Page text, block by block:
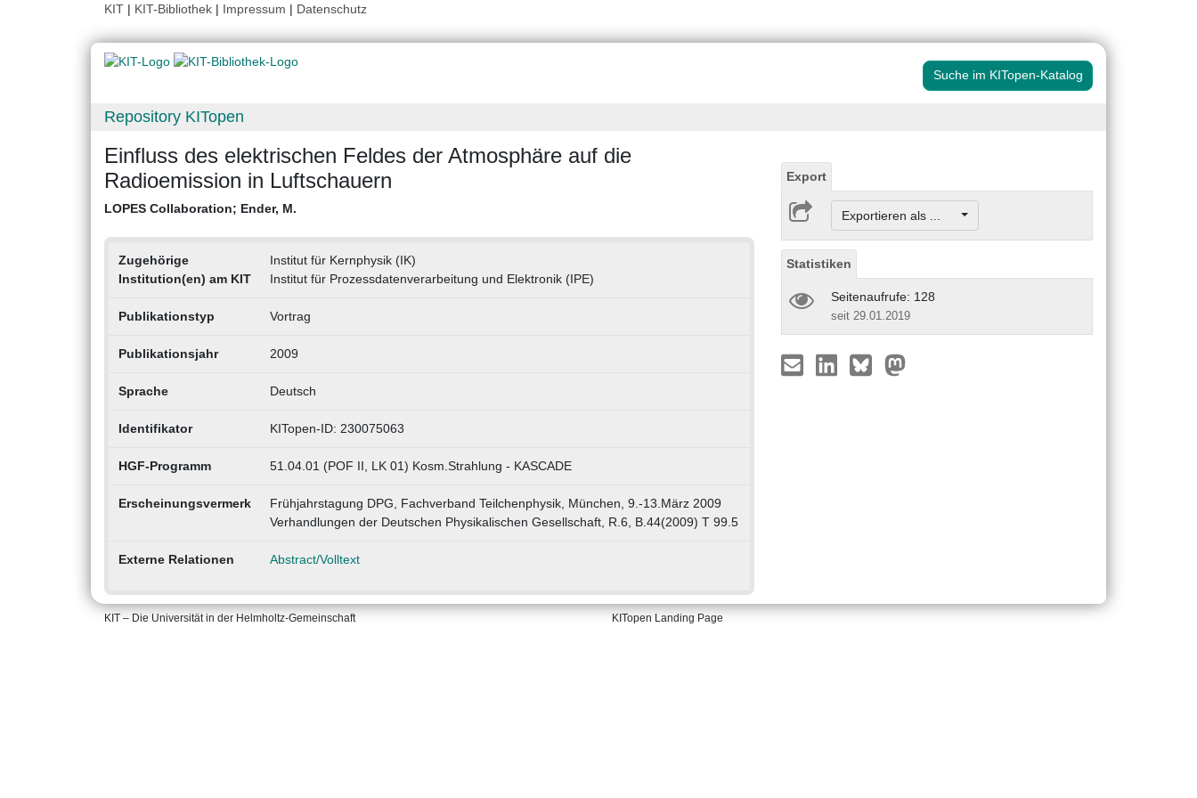
KIT | KIT-Bibliothek | Impressum | Datenschutz
Suche im KITopen-Katalog
Repository KITopen
Einfluss des elektrischen Feldes der Atmosphäre auf die
Radioemission in Luftschauern
LOPES Collaboration; Ender, M.
Zugehörige
Institution(en) am KIT
Institut für Kernphysik (IK)
Institut für Prozessdatenverarbeitung und Elektronik (IPE)
Publikationstyp Vortrag
Publikationsjahr 2009
Sprache Deutsch
Identifikator KITopen-ID: 230075063
HGF-Programm 51.04.01 (POF II, LK 01) Kosm.Strahlung - KASCADE
Erscheinungsvermerk
Frühjahrstagung DPG, Fachverband Teilchenphysik, München, 9.-13.März 2009
Verhandlungen der Deutschen Physikalischen Gesellschaft, R.6, B.44(2009) T 99.5
Externe Relationen Abstract/Volltext
Export
Exportieren als ...
Statistiken
Seitenaufrufe: 128
seit 29.01.2019
KIT – Die Universität in der Helmholtz-Gemeinschaft KITopen Landing Page